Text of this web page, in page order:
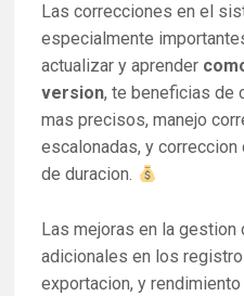
Las correcciones en el
especialmente
actualizar y aprender
version, te beneficias de
mas precisos, manejo
escalonadas, y
de duracion.
Las mejoras en la gestion
adicionales en los
exportacion, y